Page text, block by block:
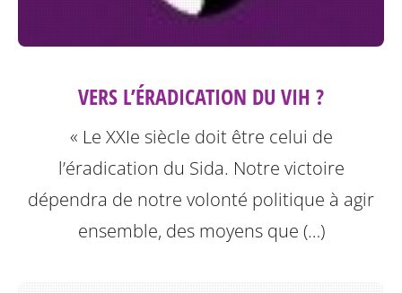
VERS L’ÉRADICATION DU VIH ?
« Le XXIe siècle doit être celui de
l’éradication du Sida. Notre victoire
dépendra de notre volonté politique à agir
ensemble, des moyens que (…)